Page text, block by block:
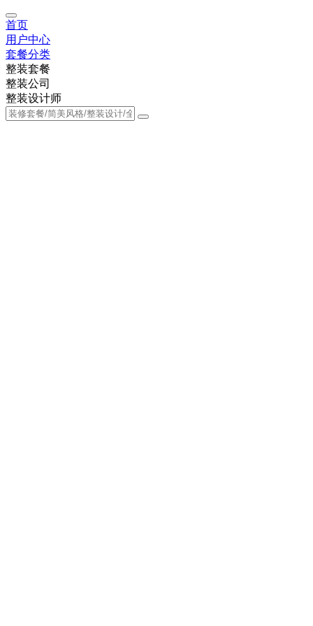
首页
用户中心
套餐分类
整装套餐
整装公司
整装设计师